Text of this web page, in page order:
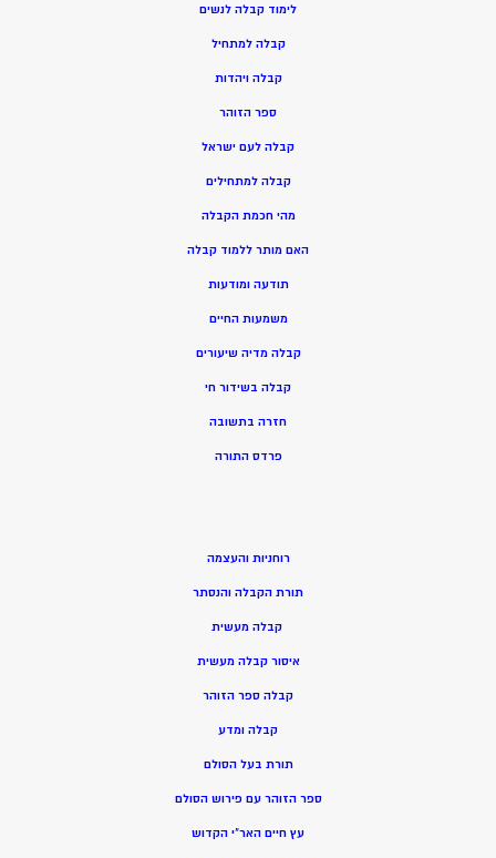
לימוד קבלה לנשים
קבלה למתחיל
קבלה ויהדות
ספר הזוהר
קבלה לעם ישראל
קבלה למתחילים
מהי חכמת הקבלה
האם מותר ללמוד קבלה
תודעה ומודעות
משמעות החיים
קבלה מדיה שיעורים
קבלה בשידור חי
חזרה בתשובה
פרדס התורה
רוחניות והעצמה
תורת הקבלה והנסתר
קבלה מעשית
איסור קבלה מעשית
קבלה ספר הזוהר
קבלה ומדע
תורת בעל הסולם
ספר הזוהר עם פירוש הסולם
עץ חיים האר”י הקדוש